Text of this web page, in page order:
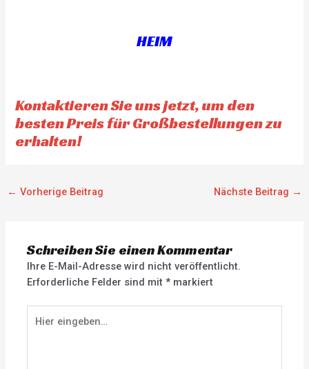
HEIM
Kontaktieren Sie uns jetzt, um den
besten Preis für Großbestellungen zu
erhalten!
← Vorherige Beitrag Nächste Beitrag →
Schreiben Sie einen Kommentar
Ihre E-Mail-Adresse wird nicht veröffentlicht.
Erforderliche Felder sind mit* markiert
eingeben…